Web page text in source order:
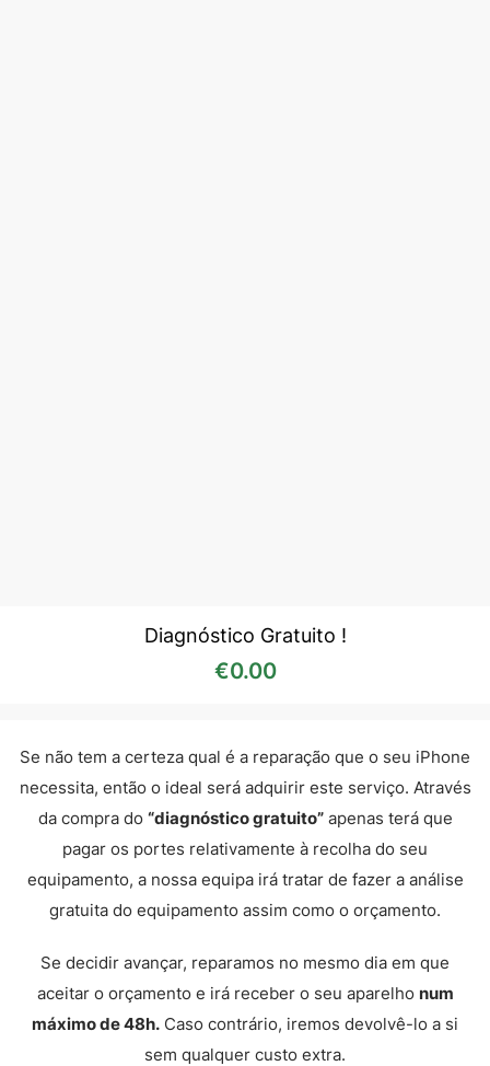
Diagnóstico Gratuito !
€0.00
Se não tem a certeza qual é a reparação que o seu iPhone
necessita, então o ideal será adquirir este serviço. Através
da compra do “diagnóstico gratuito”apenas terá que
pagar os portes relativamente à recolha do seu
equipamento, a nossa equipa irá tratar de fazer a análise
gratuita do equipamento assim como o orçamento.
Se decidir avançar, reparamos no mesmo dia em que
aceitar o orçamento e irá receber o seu aparelho num
máximo de 48h. Caso contrário, iremos devolvê-lo a si
sem qualquer custo extra.